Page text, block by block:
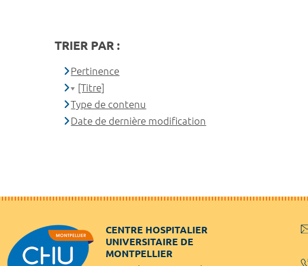
TRIER PAR :
Pertinence
[Titre]
Type de contenu
Date de dernière modification
CENTRE HOSPITALIER
UNIVERSITAIRE DE
MONTPELLIER